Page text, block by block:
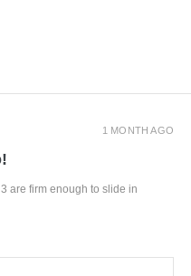
1 MONTH AGO
are firm enough to slide in